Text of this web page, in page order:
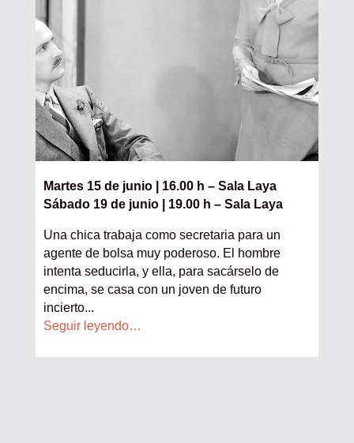
Martes 15 de junio | 16.00 h – Sala Laya
Sábado 19 de junio | 19.00 h – Sala Laya
Una chica trabaja como secretaria para un
agente de bolsa muy poderoso. El hombre
intenta seducirla, y ella, para sacárselo de
encima, se casa con un joven de futuro
incierto...
Seguir leyendo…